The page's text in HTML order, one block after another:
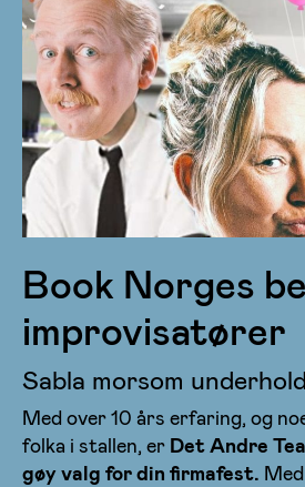
Book Norges
improvisatører
Sabla morsom
Med over 10 års erfaring, og
folka i stallen, er Det Andre
gøy valg for din firmafest.